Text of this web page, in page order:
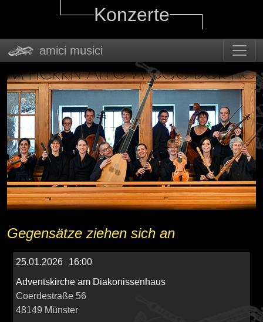
Konzerte
amici musici
Gegensätze ziehen sich an
25.01.2026
16:00
Adventskirche am Diakonissenhaus
Coerdestraße 56
48149 Münster